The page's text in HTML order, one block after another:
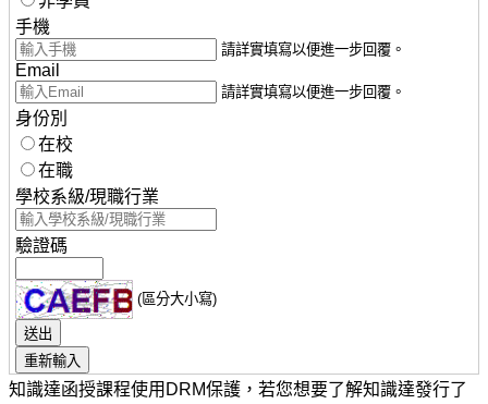
手機
請詳實填寫以便進一步回覆。
Email
請詳實填寫以便進一步回覆。
身份別
在校
在職
學校系級/現職行業
驗證碼
(區分大小寫)
知識達函授課程使用DRM保護，若您想要了解知識達發行了